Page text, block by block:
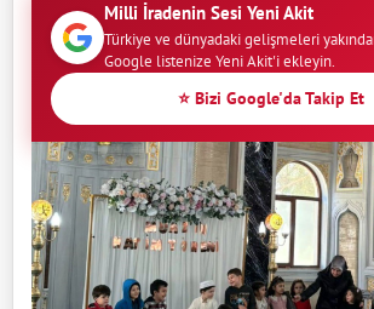
Milli İradenin Sesi Yeni Akit
Türkiye ve dünyadaki gelişmeleri
Google listenize Yeni Akit'i ekleyin.
⭐ Bizi Google'da Takip Et